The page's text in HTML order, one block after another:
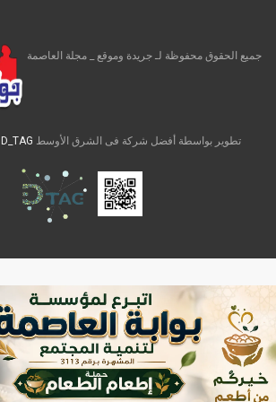
جميع الحقوق محفوظة لـ جريدة وموقع _ مجلة العاصمة
تطوير بواسطة أفضل شركة فى الشرق الأوسط MADE WITH D_TAG